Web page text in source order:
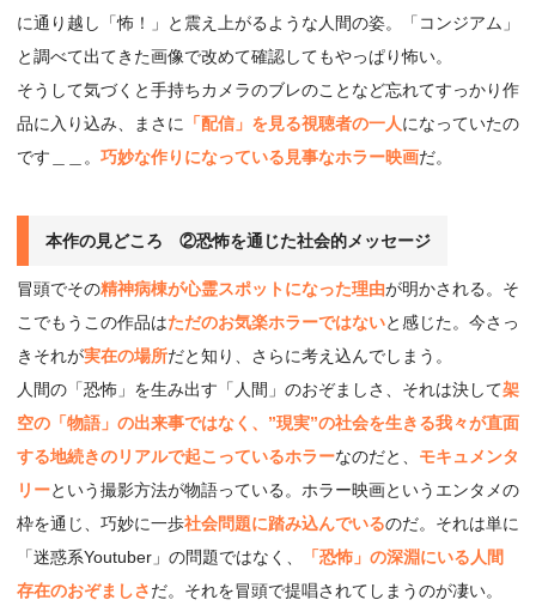
に通り越し「怖！」と震え上がるような人間の姿。「コンジアム」
と調べて出てきた画像で改めて確認してもやっぱり怖い。
そうして気づくと手持ちカメラのブレのことなど忘れてすっかり作
品に入り込み、まさに
「配信」を見る視聴者の一人になっていたの
です＿＿。 巧妙な作りになっている見事なホラー映画だ。
本作の見どころ ②恐怖を通じた社会的メッセージ
冒頭でその精神病棟が心霊スポットになった理由が明かされる。そ
こでもうこの作品はただのお気楽ホラーではないと感じた。今さっ
きそれが実在の場所だと知り、さらに考え込んでしまう。
人間の「恐怖」を生み出す「人間」のおぞましさ、それは決して架
空の「物語」の出来事ではなく、”現実”の社会を生きる我々が直面
する地続きのリアルで起こっているホラーなのだと、 モキュメンタ
リーという撮影方法が物語っている。ホラー映画というエンタメの
枠を通じ、巧妙に一歩社会問題に踏み込んでいるのだ。それは単に
「迷惑系Youtuber」の問題ではなく、
「恐怖」の深淵にいる人間
存在のおぞましさだ。それを冒頭で提唱されてしまうのが凄い。